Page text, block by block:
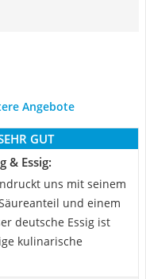
Angebote
GUT
& Essig:
uns mit seinem
und einem
deutsche Essig ist
kulinarische